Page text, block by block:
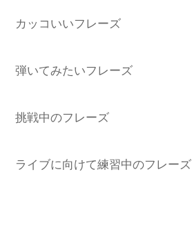
カッコいいフレーズ
弾いてみたいフレーズ
挑戦中のフレーズ
ライブに向けて練習中のフレーズ